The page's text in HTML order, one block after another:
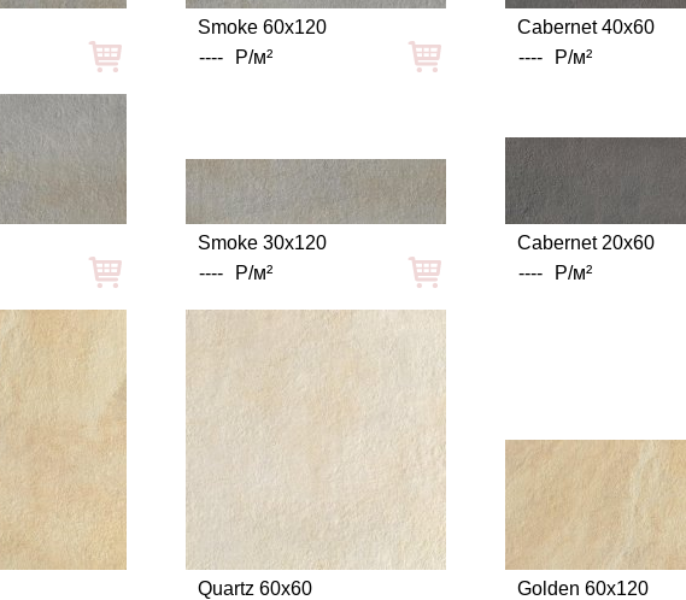
Smoke 60x120
----
Р/м²
Cabernet 40x60
----
Р/м²
Smoke 30x120
----
Р/м²
Cabernet 20x60
----
Р/м²
Quartz 60x60
Golden 60x120